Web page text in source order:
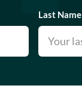
Last Name